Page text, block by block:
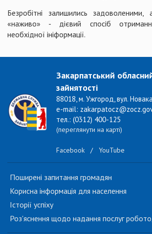
Безробітні залишились задоволеними,
«наживо» - дієвий спосіб
необхідної ініформації.
Закарпатський
зайнятості
88018, м. Ужгород, вул.
e-mail:
тел.: (0312) 400-125
(переглянути на карті)
Facebook / YouTube
Поширені запитання громадян
Корисна інформація для населення
Історії успіху
Роз'яснення щодо надання послуг